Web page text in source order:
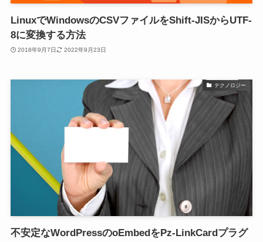
LinuxでWindowsのCSVファイルをShift-JISからUTF-
8に変換する方法
2018年9月7日 2022年9月23日
テクノロジー
不安定なWordPressのoEmbedをPz-LinkCardプラグ